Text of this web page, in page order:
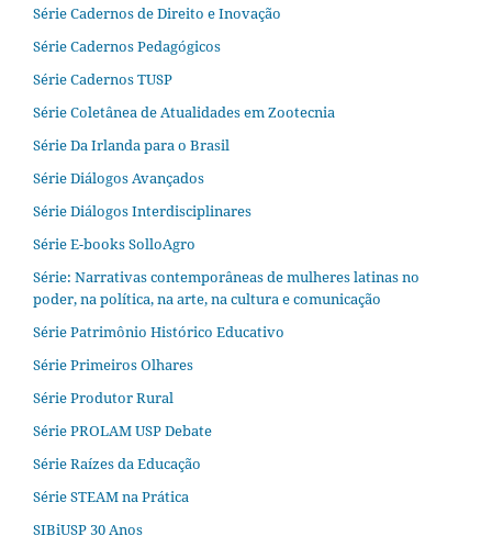
Série Cadernos de Direito e Inovação
Série Cadernos Pedagógicos
Série Cadernos TUSP
Série Coletânea de Atualidades em Zootecnia
Série Da Irlanda para o Brasil
Série Diálogos Avançados
Série Diálogos Interdisciplinares
Série E-books SolloAgro
Série: Narrativas contemporâneas de mulheres latinas no
poder, na política, na arte, na cultura e comunicação
Série Patrimônio Histórico Educativo
Série Primeiros Olhares
Série Produtor Rural
Série PROLAM USP Debate
Série Raízes da Educação
Série STEAM na Prática
SIBiUSP 30 Anos